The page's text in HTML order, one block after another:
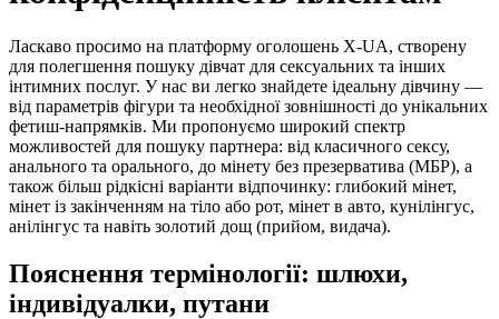
Ласкаво просимо на платформу оголошень X-UA, створену
для полегшення пошуку дівчат для сексуальних та інших
інтимних послуг. У нас ви легко знайдете ідеальну дівчину —
від параметрів фігури та необхідної зовнішності до унікальних
фетиш-напрямків. Ми пропонуємо широкий спектр
можливостей для пошуку партнера: від класичного сексу,
анального та орального, до мінету без презерватива (МБР), а
також більш рідкісні варіанти відпочинку: глибокий мінет,
мінет із закінченням на тіло або рот, мінет в авто, кунілінгус,
анілінгус та навіть золотий дощ (прийом, видача).
Пояснення термінології: шлюхи,
індивідуалки, путани